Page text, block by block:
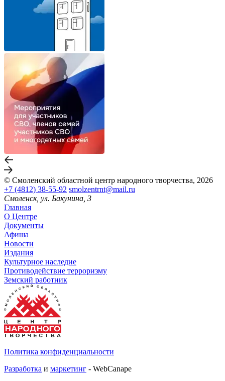
© Смоленский областной центр народного творчества, 2026
+7 (4812) 38-55-92 smolzentrnt@mail.ru
Смоленск, ул. Бакунина, 3
Главная
О Центре
Документы
Афиша
Новости
Издания
Культурное наследие
Противодействие терроризму
Земский работник
Политика конфиденциальности
Разработка и маркетинг - WebCanape